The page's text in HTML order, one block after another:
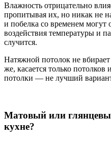
Влажность отрицательно
пропитывая их, но никак не
и побелка со временем могут
воздействия температуры и
случится.
Натяжной потолок не
же, касается только
потолки — не лучший
Матовый или
кухне?